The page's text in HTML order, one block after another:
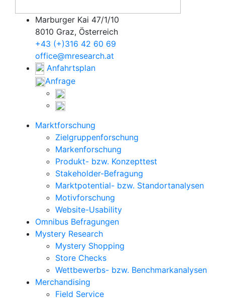
Marburger Kai 47/1/10
8010 Graz, Österreich
+43 (+)316 42 60 69
office@mresearch.at
Anfahrtsplan
Anfrage
Marktforschung
Zielgruppenforschung
Markenforschung
Produkt- bzw. Konzepttest
Stakeholder-Befragung
Marktpotential- bzw. Standortanalysen
Motivforschung
Website-Usability
Omnibus Befragungen
Mystery Research
Mystery Shopping
Store Checks
Wettbewerbs- bzw. Benchmarkanalysen
Merchandising
Field Service